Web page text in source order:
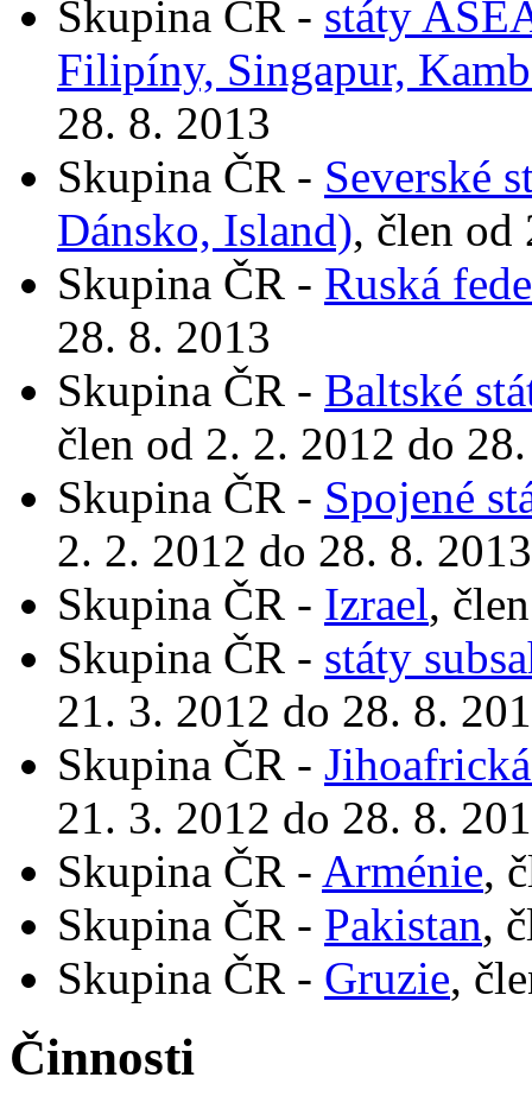
Skupina ČR - státy
Filipíny, Singapur,
28. 8. 2013
Skupina ČR - Severské
Dánsko, Island), člen od
Skupina ČR - Ruská
28. 8. 2013
Skupina ČR - Baltské
člen od 2. 2. 2012 do
Skupina ČR - Spojené
2. 2. 2012 do 28. 8. 2013
Skupina ČR - Izrael,
Skupina ČR - státy
21. 3. 2012 do 28. 8.
Skupina ČR -
21. 3. 2012 do 28. 8.
Skupina ČR - Arménie,
Skupina ČR - Pakistan,
Skupina ČR - Gruzie,
Činnosti